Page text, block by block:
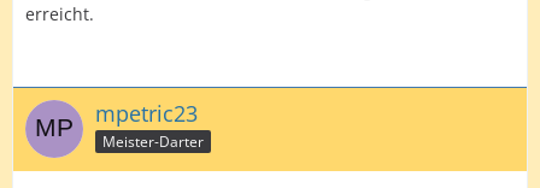
erreicht.
mpetric23
Meister-Darter